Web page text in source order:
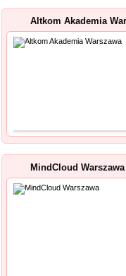
Altkom Akademia
MindCloud Warszawa